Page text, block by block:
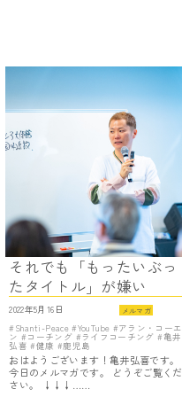
それでも「もったいぶっ
たタイトル」が嫌い
2022年5月16日 メルマガ
Shanti-Peace YouTube アラン・コーエ
ン コーチング ライフコーチング 亀井
弘喜 健康 鹿児島
おはようございます！亀井弘喜です。
今日のメルマガです。 どうぞご覧くだ
さい。 ↓↓↓……